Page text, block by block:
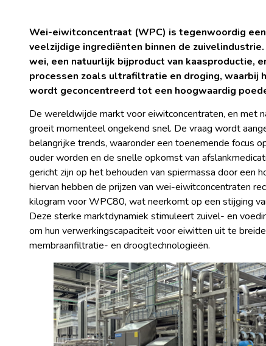
Wei-eiwitconcentraat (WPC) is tegenwoordig
veelzijdige ingrediënten binnen de
wei, een natuurlijk bijproduct van kaasproductie,
processen zoals ultrafiltratie en droging, waarbij
wordt geconcentreerd tot een hoogwaardig
De wereldwijde markt voor eiwitconcentraten, en met
groeit momenteel ongekend snel. De vraag wordt
belangrijke trends, waaronder een toenemende focus
ouder worden en de snelle opkomst van
gericht zijn op het behouden van spiermassa door een
hiervan hebben de prijzen van wei-eiwitconcentraten
kilogram voor WPC80, wat neerkomt op een stijging
Deze sterke marktdynamiek stimuleert zuivel- en
om hun verwerkingscapaciteit voor eiwitten uit te
membraanfiltratie- en droogtechnologieën.